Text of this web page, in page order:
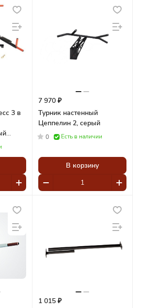
3 в
7 970 ₽
Турник настенный
Цеппелин 2, серый
0 Есть в наличии
В корзину
1 015 ₽